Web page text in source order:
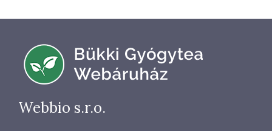
Webbio s.r.o.